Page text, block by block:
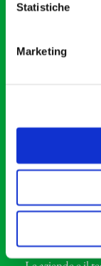
Statistiche
Marketing
Cod. Fisc.
Orchestra I
Direttore
Professori
Eventi